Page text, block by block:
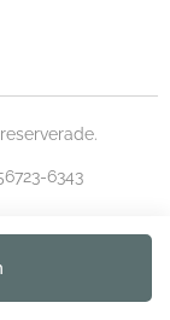
6343